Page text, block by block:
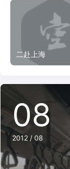
二赴上海
08
2012 / 08